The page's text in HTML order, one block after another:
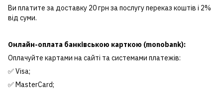
Ви платите за доставку 20 грн за послугу переказ коштів і 2%
від суми.
Онлайн-оплата банківською карткою (monobank):
Оплачуйте картами на сайті та системами платежів:
✅ Visa;
✅ MasterCard;